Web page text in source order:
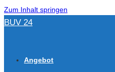
Zum Inhalt springen
BUV 24
Angebot